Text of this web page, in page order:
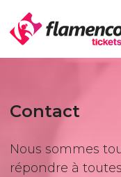
Contact
Nous sommes
répondre à